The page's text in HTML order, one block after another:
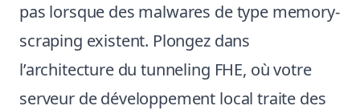
pas lorsque des malwares de type memory-
scraping existent. Plongez dans
l’architecture du tunneling FHE, où votre
serveur de développement local traite des